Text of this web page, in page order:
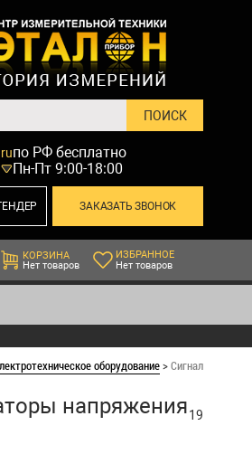
по РФ бесплатно
Пн-Пт 9:00-18:00
ЗАКАЗАТЬ ЗВОНОК
КОРЗИНА
Нет товаров
ИЗБРАННОЕ
Нет товаров
оборудование>Сигнализаторы
напряжения19